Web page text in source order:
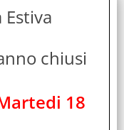
IN CARTA
12 Pz.chiusi
18